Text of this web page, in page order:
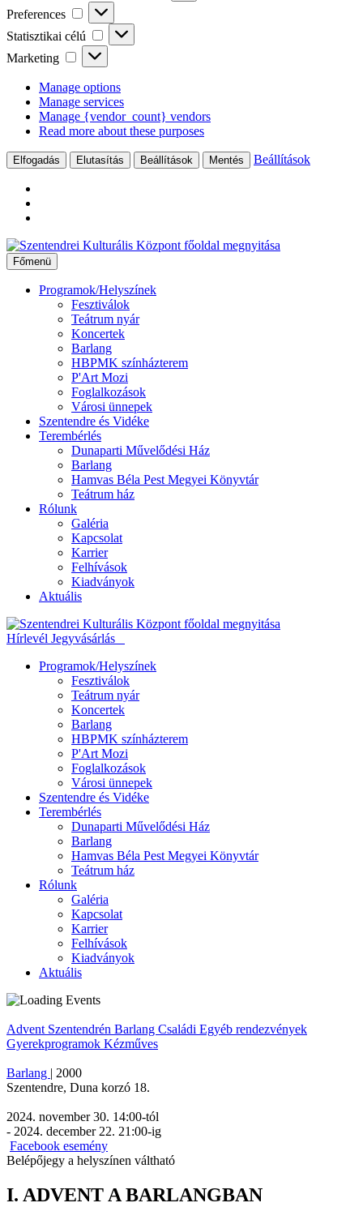
Preferences
Preferences
Statisztikai célú
Statisztikai
célú
Marketing
Marketing
Manage options
Manage services
Manage {vendor_count} vendors
Read more about these purposes
Elfogadás Elutasítás Beállítások Mentés Beállítások
Ugrás
a
tartalomhoz
Főmenü
Programok/Helyszínek
Fesztiválok
Teátrum nyár
Koncertek
Barlang
HBPMK színházterem
P'Art Mozi
Foglalkozások
Városi ünnepek
Szentendre és Vidéke
Terembérlés
Dunaparti Művelődési Ház
Barlang
Hamvas Béla Pest Megyei Könyvtár
Teátrum ház
Rólunk
Galéria
Kapcsolat
Karrier
Felhívások
Kiadványok
Aktuális
Hírlevél Jegyvásárlás
Programok/Helyszínek
Fesztiválok
Teátrum nyár
Koncertek
Barlang
HBPMK színházterem
P'Art Mozi
Foglalkozások
Városi ünnepek
Szentendre és Vidéke
Terembérlés
Dunaparti Művelődési Ház
Barlang
Hamvas Béla Pest Megyei Könyvtár
Teátrum ház
Rólunk
Galéria
Kapcsolat
Karrier
Felhívások
Kiadványok
Aktuális
Advent Szentendrén Barlang Családi Egyéb rendezvények
Gyerekprogramok Kézműves
Barlang | 2000
Szentendre, Duna korzó 18.
2024. november 30. 14:00-tól
- 2024. december 22. 21:00-ig
Facebook esemény
Belépőjegy a helyszínen váltható
I. ADVENT A BARLANGBAN